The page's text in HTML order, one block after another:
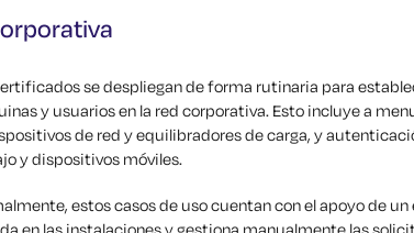
se despliegan de forma rutinaria para
y usuarios en la red corporativa. Esto incluye a
de red y equilibradores de carga, y
y dispositivos móviles.
estos casos de uso cuentan con el apoyo de